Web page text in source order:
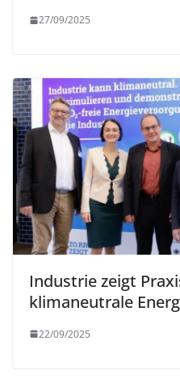
27/09/2025
Industrie zeigt
klimaneutrale
22/09/2025